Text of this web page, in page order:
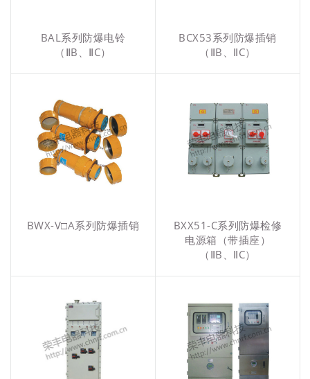
BAL系列防爆电铃
（ⅡB、ⅡC）
BCX53系列防爆插销
（ⅡB、ⅡC）
BWX-V□A系列防爆插销
BXX51-C系列防爆检修
电源箱（带插座）
（ⅡB、ⅡC）